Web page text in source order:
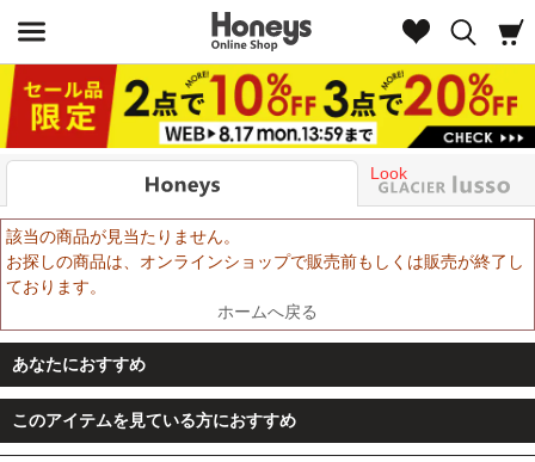
Look
該当の商品が見当たりません。
お探しの商品は、オンラインショップで販売前もしくは販売が終了し
ております。
ホームへ戻る
あなたにおすすめ
このアイテムを見ている方におすすめ